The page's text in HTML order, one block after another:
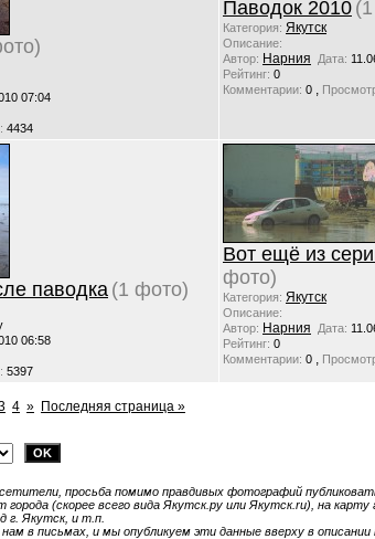
07:04
4434
Паводок 2010
Категория: Якутск
Описание:
Автор: Нарния Дата:
Рейтинг: 0
Комментарии: 0 ,
паводка (1 фото)
06:58
5397
Вот ещё из
фото)
Категория: Якутск
Описание:
Автор: Нарния Дата:
Рейтинг: 0
Комментарии: 0 ,
4 » Последняя страница »
просьба помимо правдивых фотографий
(скорее всего вида Якутск.ру или Якутск.ru), на
г. Якутск, и т.п.
в письмах, и мы опубликуем эти данные вверху в описании